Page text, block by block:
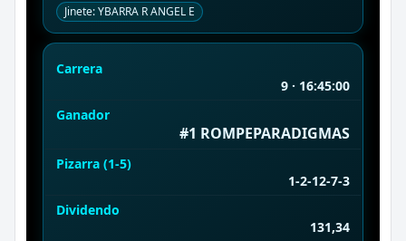
Jinete: YBARRA R ANGEL E
Carrera
9 · 16:45:00
Ganador
#1 ROMPEPARADIGMAS
Pizarra (1-5)
1-2-12-7-3
Dividendo
131,34